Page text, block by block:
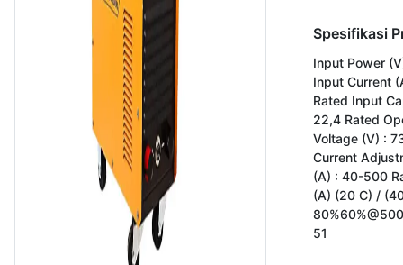
Spesifikasi
Input Power
Input Current
Rated Input
22,4 Rated
Voltage (V) :
Current
(A) : 40-500
(A) (20 C) /
51